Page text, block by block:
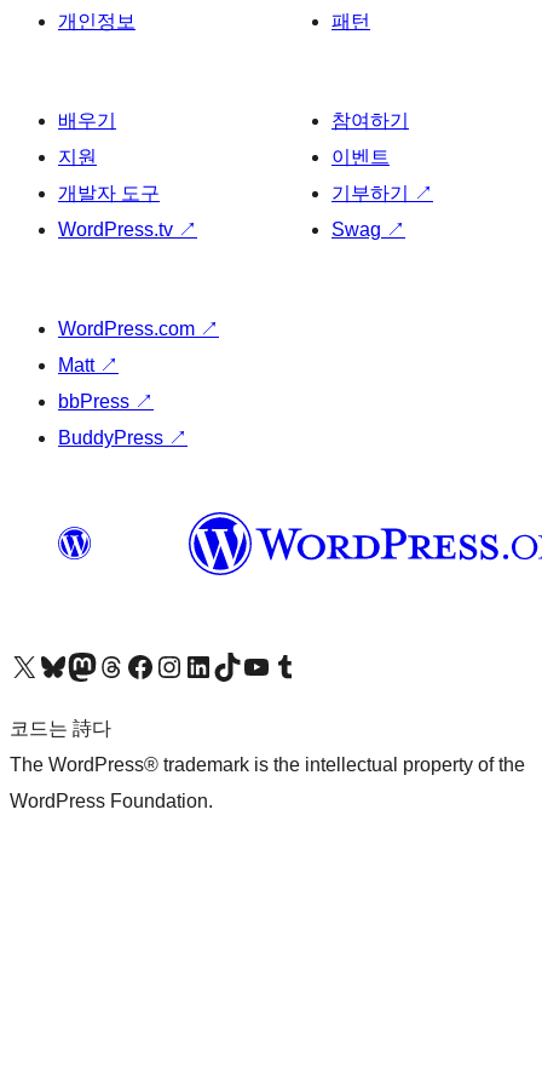
개인정보
패턴
배우기
지원
개발자 도구
WordPress.tv ↗
참여하기
이벤트
기부하기
↗
Swag ↗
WordPress.com ↗
Matt ↗
bbPress ↗
BuddyPress ↗
X(이전 트위터) 계정 방문하기블루스카이 계정 방문하기마스토돈 계정 방문하기스레드 계정 방문하기 페이스북 페이지 방문하기인스타그램 계정 방문하기 LinkedIn 계정 방문하기틱톡 계정 방문하기유튜브 채널 방문하기 텀블러 계정 방문하기
코드는 詩다
The WordPress® trademark is the intellectual property of the
WordPress Foundation.